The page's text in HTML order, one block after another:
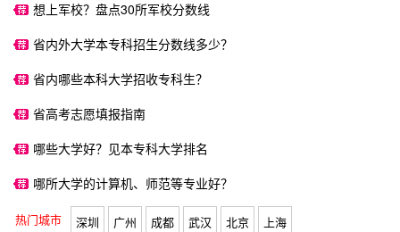
想上军校？盘点30所军校分数线
省内外大学本专科招生分数线多少？
省内哪些本科大学招收专科生？
省高考志愿填报指南
哪些大学好？见本专科大学排名
哪所大学的计算机、师范等专业好？
热门城市 深圳 广州 成都 武汉 北京 上海